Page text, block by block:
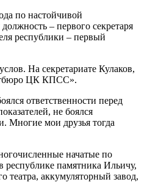
по настойчивой
– первого секретаря
республики – первый
На секретариате Кулаков,
ЦК КПСС».
ответственности перед
не боялся
Многие мои друзья тогда
начатые по
республике памятника Ильичу,
театра, аккумуляторный завод,